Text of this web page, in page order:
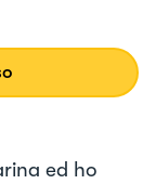
ed ho